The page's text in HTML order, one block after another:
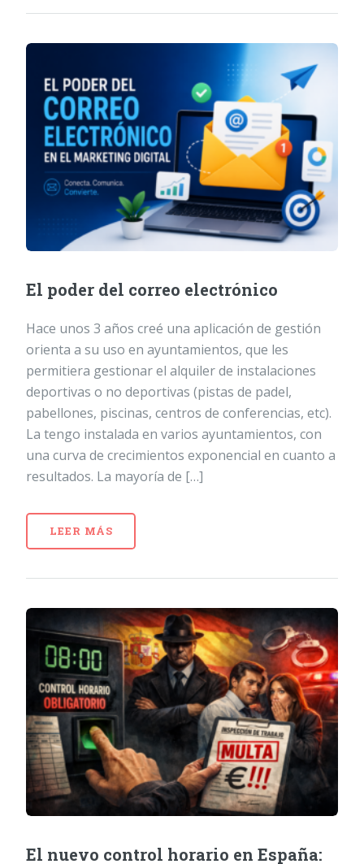
El poder del correo electrónico
Hace unos 3 años creé una aplicación de gestión
orienta a su uso en ayuntamientos, que les
permitiera gestionar el alquiler de instalaciones
deportivas o no deportivas (pistas de padel,
pabellones, piscinas, centros de conferencias, etc).
La tengo instalada en varios ayuntamientos, con
una curva de crecimientos exponencial en cuanto a
resultados. La mayoría de […]
LEER MÁS
El nuevo control horario en España: